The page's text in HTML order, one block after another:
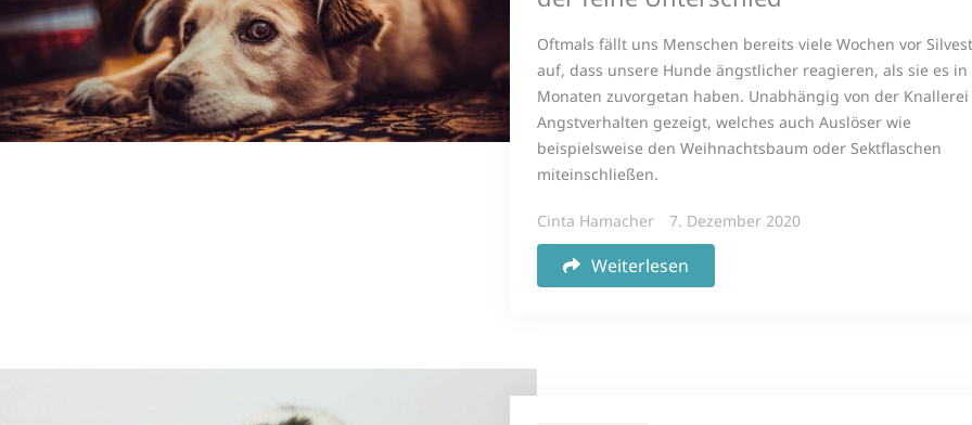
Oftmals fällt uns Menschen bereits viele Wochen vor
auf, dass unsere Hunde ängstlicher reagieren, als sie es in
Monaten zuvorgetan haben. Unabhängig von der
Angstverhalten gezeigt, welches auch Auslöser wie
beispielsweise den Weihnachtsbaum oder Sektflaschen
miteinschließen.
Cinta Hamacher 7. Dezember 2020
Weiterlesen